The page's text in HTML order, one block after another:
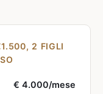
2 FIGLI
€ 4.000/mese